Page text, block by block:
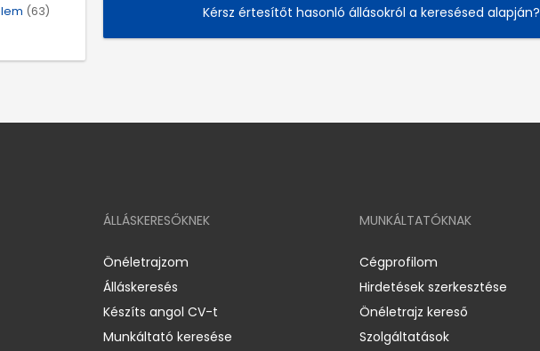
Kérsz értesítőt hasonló állásokról a keresésed alapján?
(63)
ÁLLÁSKERESŐKNEK
Önéletrajzom
Álláskeresés
Készíts angol CV-t
Munkáltató keresése
MUNKÁLTATÓKNAK
Cégprofilom
Hirdetések szerkesztése
Önéletrajz kereső
Szolgáltatások